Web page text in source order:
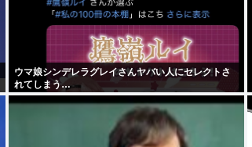
ウマ娘シンデレラグレイさんヤバい人にセレクトさ
れてしまう…